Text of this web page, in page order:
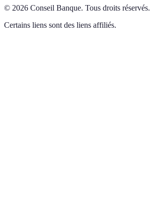
© 2026 Conseil Banque. Tous droits réservés.
Certains liens sont des liens affiliés.